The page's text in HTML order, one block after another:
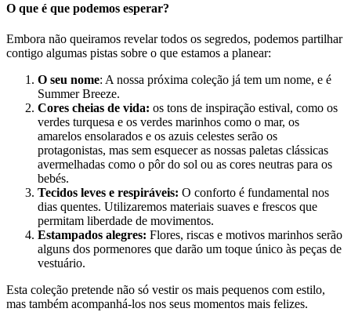
O que é que podemos esperar?
Embora não queiramos revelar todos os segredos, podemos partilhar
contigo algumas pistas sobre o que estamos a planear:
O seu nome: A nossa próxima coleção já tem um nome, e é
Summer Breeze.
Cores cheias de vida: os tons de inspiração estival, como os
verdes turquesa e os verdes marinhos como o mar, os
amarelos ensolarados e os azuis celestes serão os
protagonistas, mas sem esquecer as nossas paletas clássicas
avermelhadas como o pôr do sol ou as cores neutras para os
bebés.
Tecidos leves e respiráveis: O conforto é fundamental nos
dias quentes. Utilizaremos materiais suaves e frescos que
permitam liberdade de movimentos.
Estampados alegres: Flores, riscas e motivos marinhos serão
alguns dos pormenores que darão um toque único às peças de
vestuário.
Esta coleção pretende não só vestir os mais pequenos com estilo,
mas também acompanhá-los nos seus momentos mais felizes.